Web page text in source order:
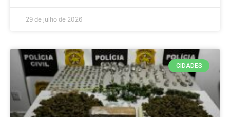
29 de julho de 2026
CIDADES